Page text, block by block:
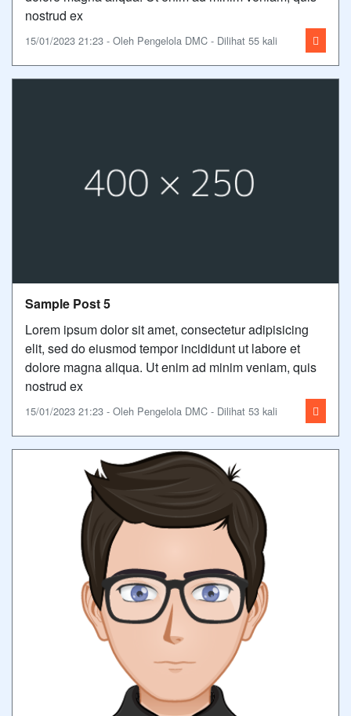
nostrud ex
15/01/2023 21:23 - Oleh Pengelola DMC - Dilihat 55 kali
Sample Post 5
Lorem ipsum dolor sit amet, consectetur adipisicing
elit, sed do eiusmod tempor incididunt ut labore et
dolore magna aliqua. Ut enim ad minim veniam, quis
nostrud ex
15/01/2023 21:23 - Oleh Pengelola DMC - Dilihat 53 kali